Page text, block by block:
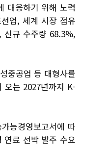
대응하기 위해 노력
업, 세계 시장 점유
신규 수주량 68.3%,
중공업 등 대형사를
오는 2027년까지 K-
능경영보고서에 따
연료 선박 발주 수요